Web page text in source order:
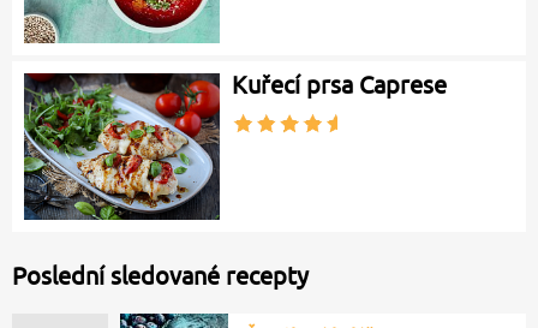
Kuřecí prsa Caprese
Poslední sledované recepty